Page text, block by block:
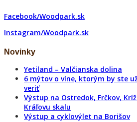
Facebook/Woodpark.sk
Instagram/Woodpark.sk
Novinky
Yetiland – Valčianska dolina
6 mýtov o víne, ktorým by ste
veriť
Výstup na Ostredok, Frčkov,
Kráľovu skalu
Výstup a cyklovýlet na Borišov